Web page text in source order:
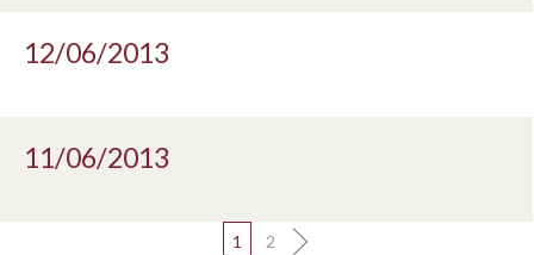
12/06/2013
11/06/2013
1 2